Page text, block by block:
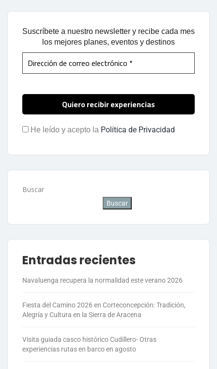
Suscríbete a nuestro newsletter y recibe cada mes
los mejores planes, eventos y destinos
He leído y acepto la Política de Privacidad
Buscar
Buscar
Entradas recientes
Navaluenga recupera la normalidad este verano 2026
Fiesta del Camino 2026 en Corteconcepción: Tradición,
Alegría y Cultura en la Sierra de Aracena
Visita guiada casco histórico Cudillero- Otras
experiencias rutas en barco en agosto